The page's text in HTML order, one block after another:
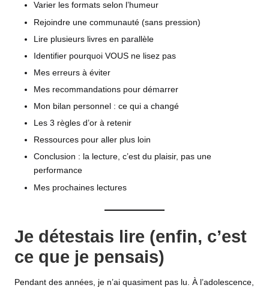
Varier les formats selon l’humeur
Rejoindre une communauté (sans pression)
Lire plusieurs livres en parallèle
Identifier pourquoi VOUS ne lisez pas
Mes erreurs à éviter
Mes recommandations pour démarrer
Mon bilan personnel : ce qui a changé
Les 3 règles d’or à retenir
Ressources pour aller plus loin
Conclusion : la lecture, c’est du plaisir, pas une
performance
Mes prochaines lectures
Je détestais lire (enfin, c’est
ce que je pensais)
Pendant des années, je n’ai quasiment pas lu. À l’adolescence,